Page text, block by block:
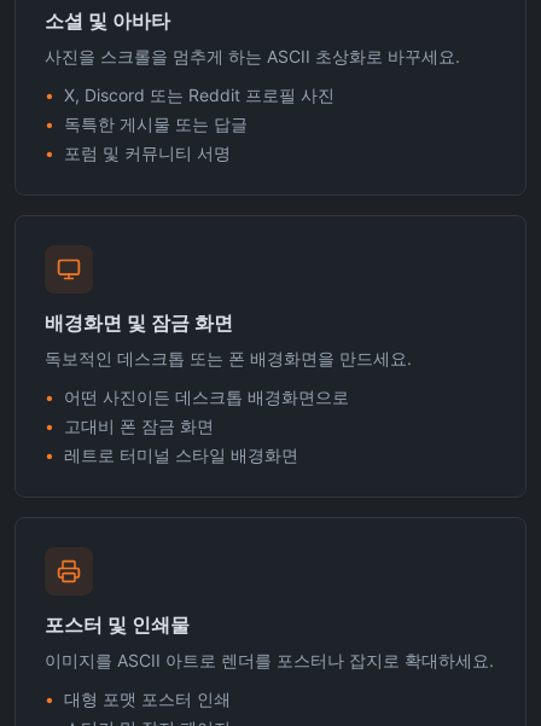
소셜 및 아바타
사진을 스크롤을 멈추게 하는 ASCII 초상화로 바꾸세요.
• X, Discord 또는 Reddit 프로필 사진
•
독특한 게시물 또는 답글
•
포럼 및 커뮤니티 서명
배경화면 및 잠금 화면
독보적인 데스크톱 또는 폰 배경화면을 만드세요.
•
어떤 사진이든 데스크톱 배경화면으로
•
고대비 폰 잠금 화면
• 레트로 터미널 스타일 배경화면
포스터 및 인쇄물
이미지를 ASCII 아트로 렌더를 포스터나 잡지로 확대하세요.
• 대형 포맷 포스터 인쇄